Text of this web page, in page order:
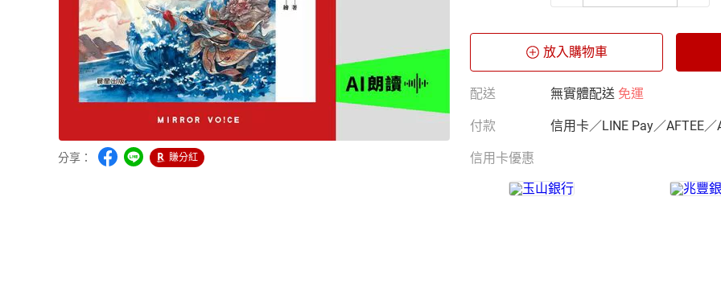
分享： 賺分紅
放入購物車
配送 無實體配送 免運
付款 信用卡／LINE Pay／AFTEE／
信用卡優惠